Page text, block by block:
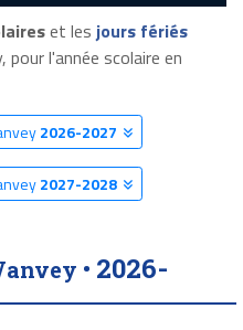
et les jours fériés
l'année scolaire en
2026-2027
2027-2028
• 2026-